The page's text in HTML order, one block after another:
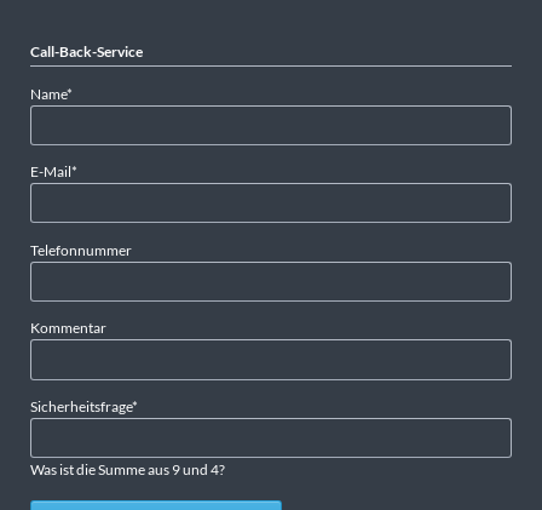
Call-Back-Service
Pflichtfeld
Name*
Pflichtfeld
E-Mail*
Telefonnummer
Kommentar
Pflichtfeld
Sicherheitsfrage*
Was ist die Summe aus 9 und 4?